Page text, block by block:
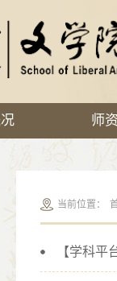
师
当前位置：
【学科平